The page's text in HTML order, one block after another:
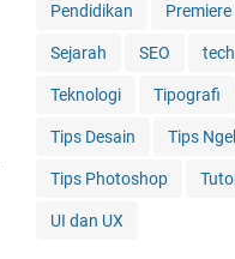
Pendidikan
Sejarah SEO
Teknologi Tipografi
Tips Desain Tips
Tips Photoshop
UI dan UX